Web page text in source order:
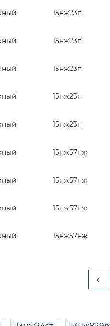
15нж23п
15нж23п
15нж23п
15нж23п
15нж23п
15нж57нж
15нж57нж
15нж57нж
15нж57нж